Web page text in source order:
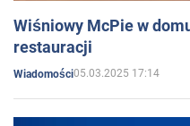
Wiśniowy McPie w
restauracji
Wiadomości05.03.2025 17:14